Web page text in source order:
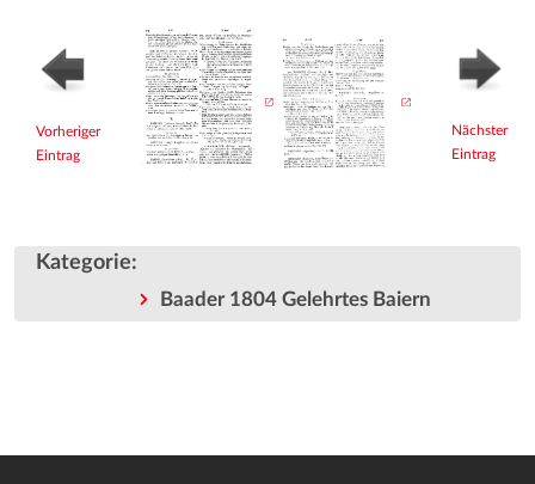
Vorheriger
Eintrag
Nächster
Eintrag
Kategorie:
Baader 1804 Gelehrtes Baiern